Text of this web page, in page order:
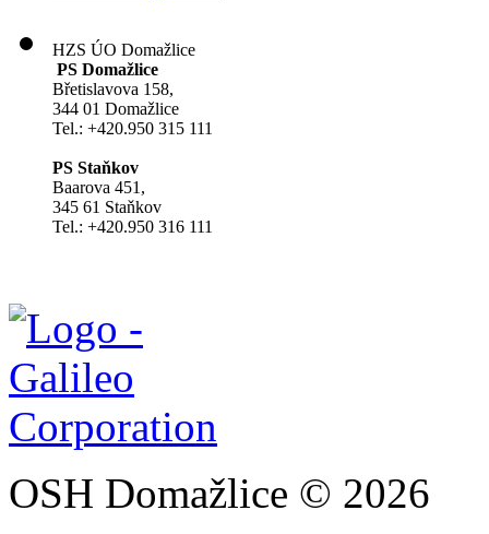
HZS ÚO Domažlice
PS Domažlice
Břetislavova 158,
344 01 Domažlice
Tel.: +420.950 315 111
PS Staňkov
Baarova 451,
345 61 Staňkov
Tel.: +420.950 316 111
OSH Domažlice © 2026